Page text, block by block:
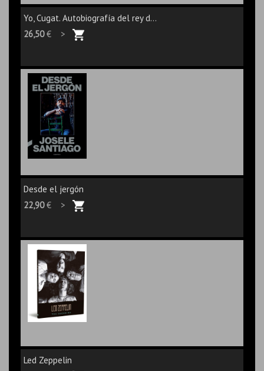
Yo, Cugat. Autobiografía del rey d...
26,50€ >
Desde el jergón
22,90€ >
Led Zeppelin